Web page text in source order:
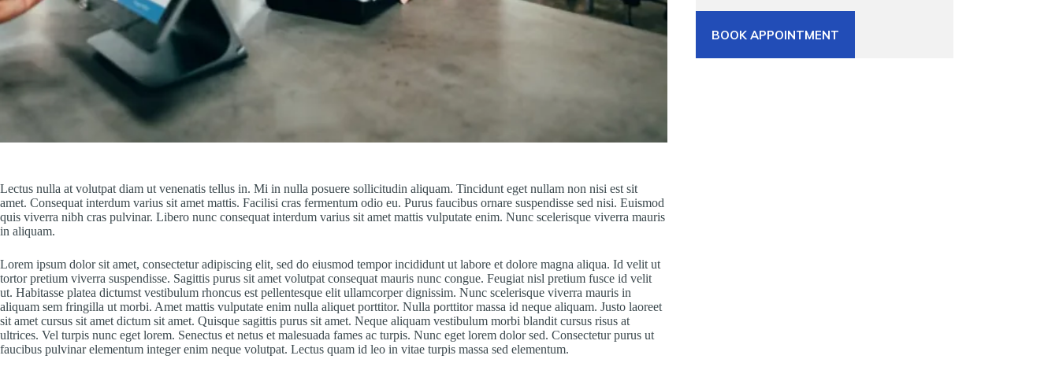
Lectus nulla at volutpat diam ut venenatis tellus in. Mi in nulla posuere sollicitudin aliquam. Tincidunt eget nullam non nisi est sit
amet. Consequat interdum varius sit amet mattis. Facilisi cras fermentum odio eu. Purus faucibus ornare suspendisse sed nisi. Euismod
quis viverra nibh cras pulvinar. Libero nunc consequat interdum varius sit amet mattis vulputate enim. Nunc scelerisque viverra mauris
in aliquam.
Lorem ipsum dolor sit amet, consectetur adipiscing elit, sed do eiusmod tempor incididunt ut labore et dolore magna aliqua. Id velit ut
tortor pretium viverra suspendisse. Sagittis purus sit amet volutpat consequat mauris nunc congue. Feugiat nisl pretium fusce id velit
ut. Habitasse platea dictumst vestibulum rhoncus est pellentesque elit ullamcorper dignissim. Nunc scelerisque viverra mauris in
aliquam sem fringilla ut morbi. Amet mattis vulputate enim nulla aliquet porttitor. Nulla porttitor massa id neque aliquam. Justo laoreet
sit amet cursus sit amet dictum sit amet. Quisque sagittis purus sit amet. Neque aliquam vestibulum morbi blandit cursus risus at
ultrices. Vel turpis nunc eget lorem. Senectus et netus et malesuada fames ac turpis. Nunc eget lorem dolor sed. Consectetur purus ut
faucibus pulvinar elementum integer enim neque volutpat. Lectus quam id leo in vitae turpis massa sed elementum.
BOOK APPOINTMENT